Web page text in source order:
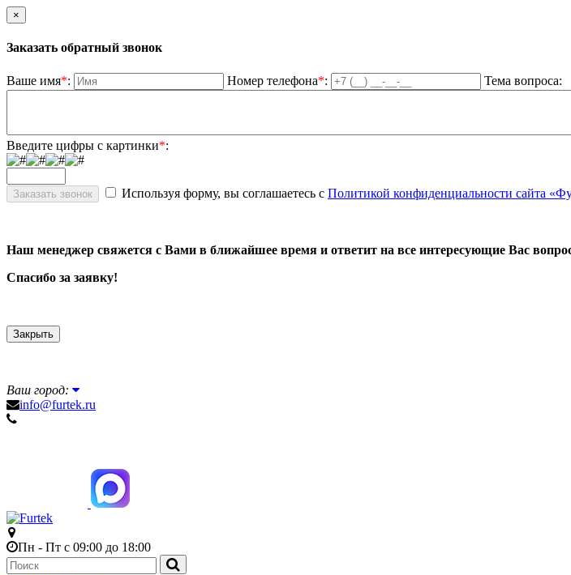
×
Заказать обратный звонок
Ваше имя*: Номер телефона*: Тема вопроса:
Введите цифры с картинки*:
Используя форму, вы соглашаетесь с Политикой конфиденциальности сайта
Наш менеджер свяжется с Вами в ближайшее время и ответит на все интересующие Вас
Спасибо за заявку!
Закрыть
Ваш город:
info@furtek.ru
Пн - Пт с 09:00 до 18:00